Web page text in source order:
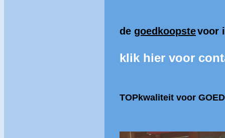
de goedkoopstevoor
klik hier voor
TOPkwaliteit voor